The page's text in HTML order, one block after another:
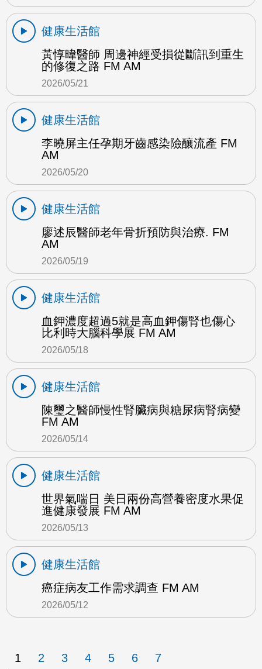
健康生活館
黃惇暐醫師 周邊神經受損從斷訊到重生
的修復之路 FM AM
2026/05/21
健康生活館
李曉屏主任孕期牙齒感染險釀流產 FM
AM
2026/05/20
健康生活館
廖述辰醫師老年骨折預防與治療. FM
AM
2026/05/19
健康生活館
血鉀濃度超過5就是高血鉀傷腎也傷心
比利時大腦科學展 FM AM
2026/05/18
健康生活館
陳璽之醫師慢性腎臟病與糖尿病腎病變
FM AM
2026/05/14
健康生活館
世界氣喘日 美日兩份高營養密度水果促
進健康發展 FM AM
2026/05/13
健康生活館
癌症病友工作需求調查 FM AM
2026/05/12
1 2 3 4 5 6 7